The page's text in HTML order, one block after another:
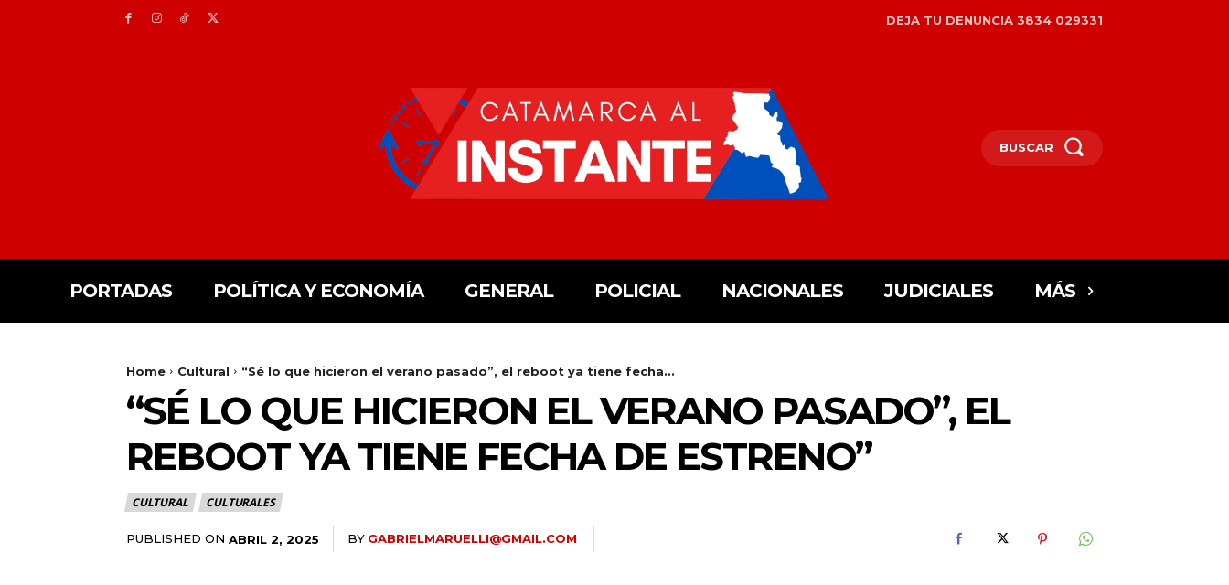
DEJA TU DENUNCIA 3834 029331
BUSCAR
PORTADAS POLÍTICA Y ECONOMÍA GENERAL POLICIAL NACIONALES JUDICIALES MÁS
Home Cultural “Sé lo que hicieron el verano pasado”, el reboot ya tiene fecha...
“SÉ LO QUE HICIERON EL VERANO PASADO”, EL
REBOOT YA TIENE FECHA DE ESTRENO”
CULTURAL CULTURALES
PUBLISHED ON ABRIL 2, 2025 BY GABRIELMARUELLI@GMAIL.COM